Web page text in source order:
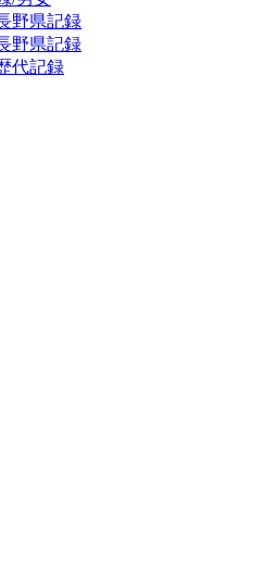
野県記録
野県記録
代記録